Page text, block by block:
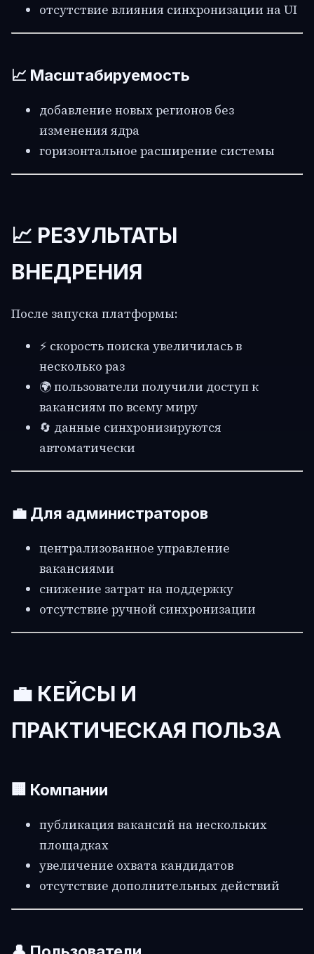
отсутствие влияния синхронизации на UI
📈 Масштабируемость
добавление новых регионов без
изменения ядра
горизонтальное расширение системы
📈 РЕЗУЛЬТАТЫ
ВНЕДРЕНИЯ
После запуска платформы:
⚡ скорость поиска увеличилась в
несколько раз
🌍 пользователи получили доступ к
вакансиям по всему миру
🔄 данные синхронизируются
автоматически
💼 Для администраторов
централизованное управление
вакансиями
снижение затрат на поддержку
отсутствие ручной синхронизации
💼 КЕЙСЫ И
ПРАКТИЧЕСКАЯ ПОЛЬЗА
🏢 Компании
публикация вакансий на нескольких
площадках
увеличение охвата кандидатов
отсутствие дополнительных действий